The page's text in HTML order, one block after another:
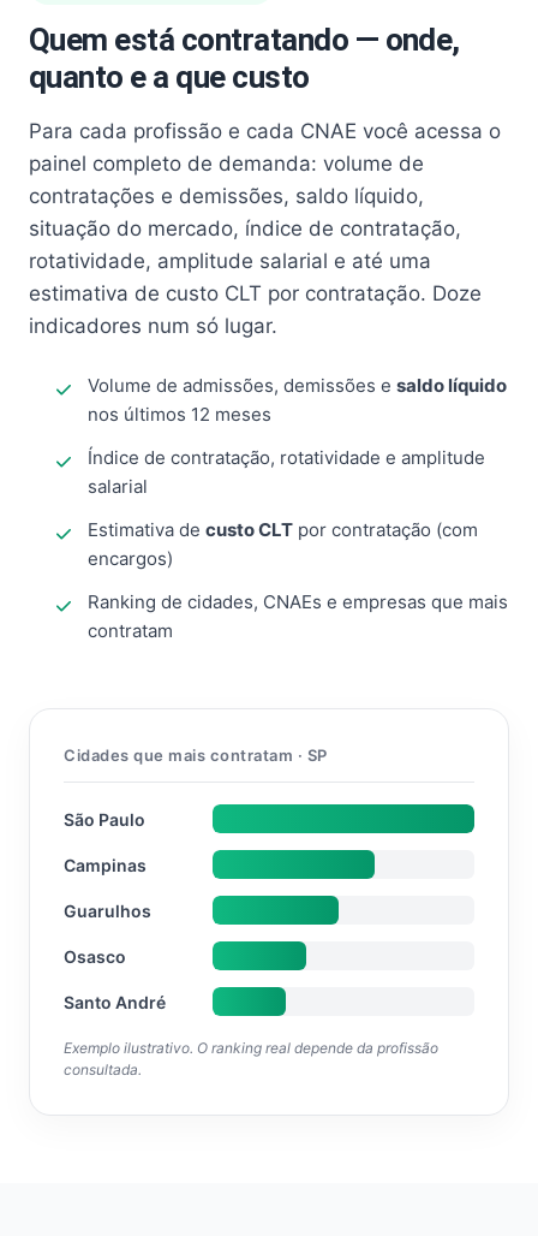
Quem está contratando — onde,
quanto e a que custo
Para cada profissão e cada CNAE você acessa o
painel completo de demanda: volume de
contratações e demissões, saldo líquido,
situação do mercado, índice de contratação,
rotatividade, amplitude salarial e até uma
estimativa de custo CLT por contratação. Doze
indicadores num só lugar.
Volume de admissões, demissões e saldo líquido
nos últimos 12 meses
Índice de contratação, rotatividade e amplitude
salarial
Estimativa de custo CLT por contratação (com
encargos)
Ranking de cidades, CNAEs e empresas que mais
contratam
Cidades que mais contratam · SP
São Paulo
Campinas
Guarulhos
Osasco
Santo André
Exemplo ilustrativo. O ranking real depende da profissão
consultada.